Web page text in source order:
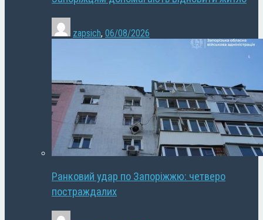
zapsich, 06/08/2026
Ранковий удар по Запоріжжю: четверо
постраждалих